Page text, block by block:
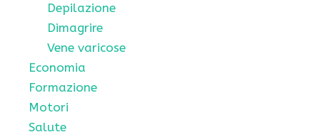
Depilazione
Dimagrire
Vene varicose
Economia
Formazione
Motori
Salute